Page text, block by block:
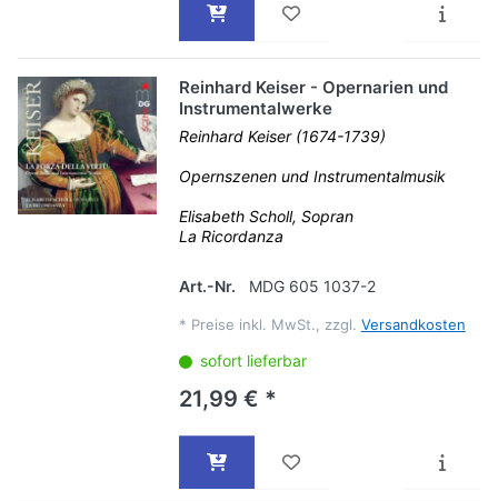
Reinhard Keiser - Opernarien und
Instrumentalwerke
Reinhard Keiser (1674-1739)
Opernszenen und Instrumentalmusik
Elisabeth Scholl, Sopran
La Ricordanza
Art.-Nr. MDG 605 1037-2
* Preise inkl. MwSt., zzgl. Versandkosten
sofort lieferbar
21,99 € *